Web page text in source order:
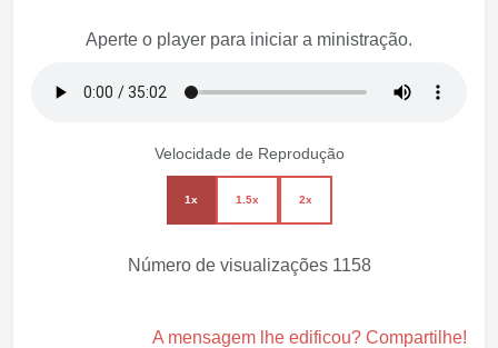
Aperte o player para iniciar a ministração.
Velocidade de Reprodução
1x 1.5x 2x
Número de visualizações 1158
A mensagem lhe edificou? Compartilhe!